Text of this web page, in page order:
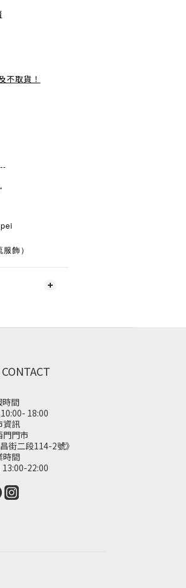
不取貨！
服飾）
時間
18:00
資訊
門門市
街二段114-2號》
時間
22:00